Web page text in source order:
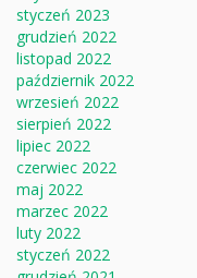
styczeń 2023
grudzień 2022
listopad 2022
październik 2022
wrzesień 2022
sierpień 2022
lipiec 2022
czerwiec 2022
maj 2022
marzec 2022
luty 2022
styczeń 2022